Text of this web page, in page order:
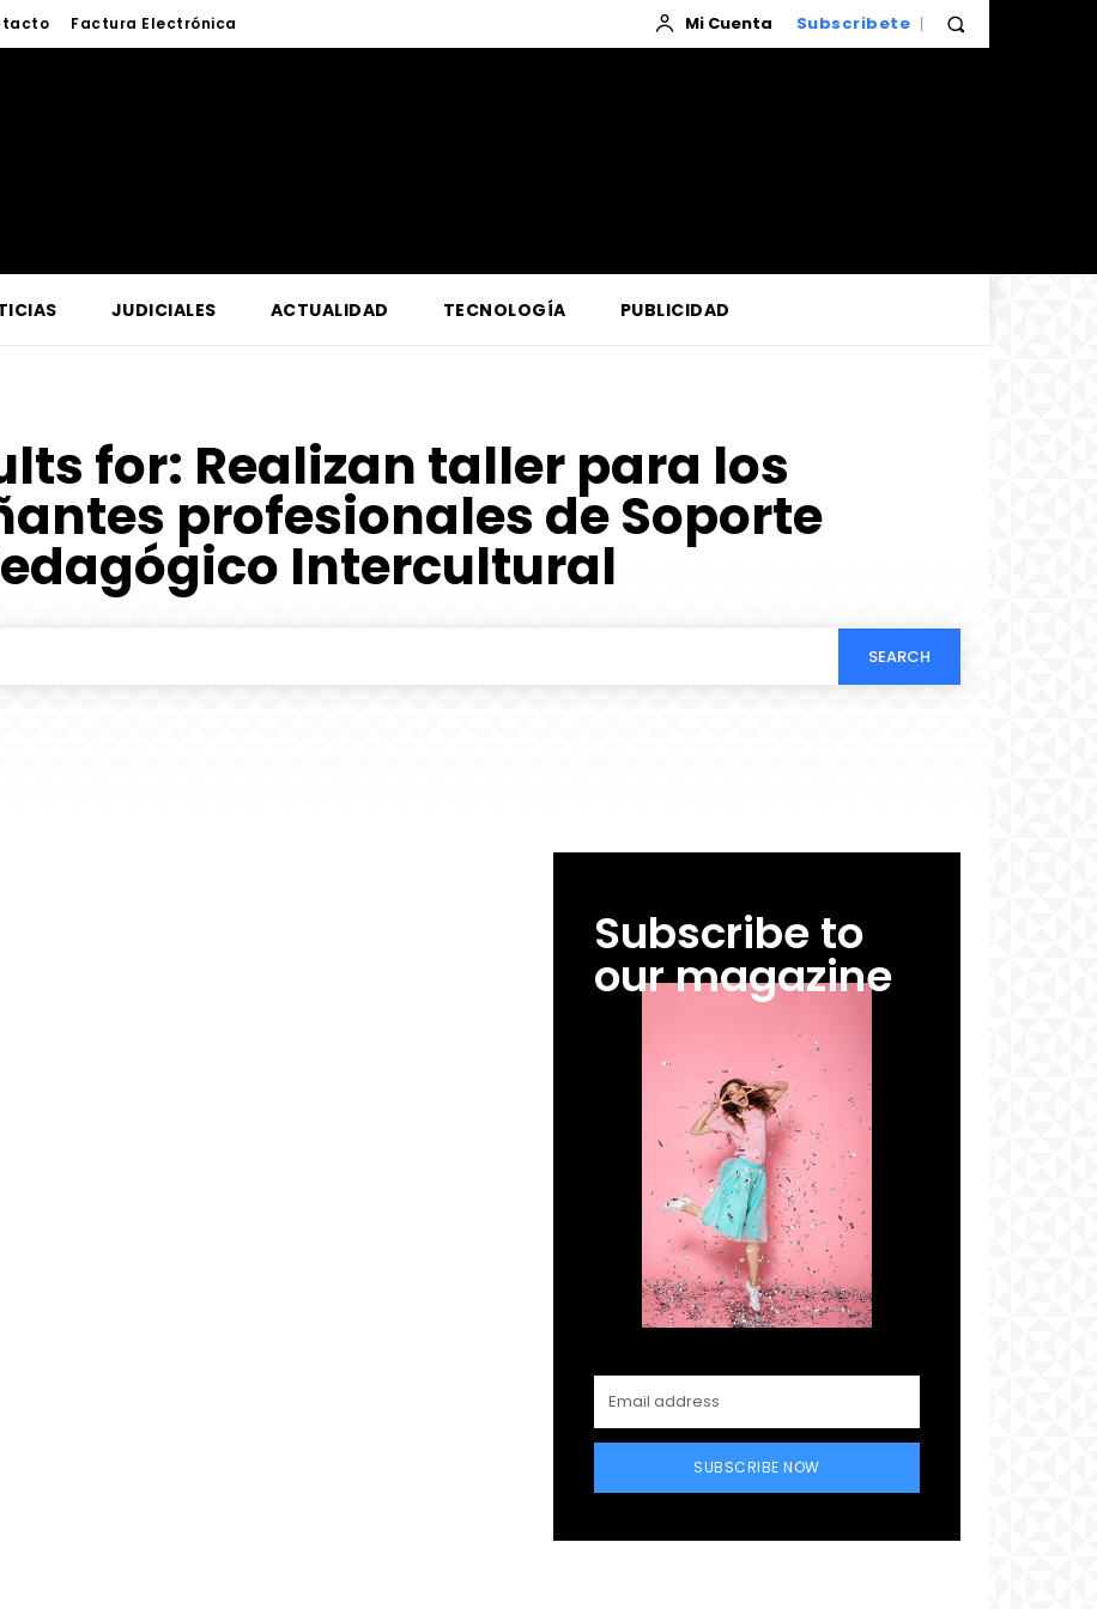
Factura Electrónica Mi Cuenta Subscribete
JUDICIALES ACTUALIDAD TECNOLOGÍA PUBLICIDAD
for: Realizan taller para los
profesionales de Soporte
Intercultural
SEARCH
Subscribe to
our magazine
SUBSCRIBE NOW